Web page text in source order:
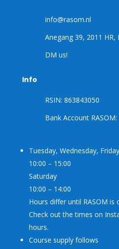
info@rasom.nl
Anegang 39, 2011 HR,
DM us!
Info
RSIN: 863843050
Bank Account
Tuesday, Wednesday, Friday
10:00 – 15:00
Saturday
10:00 – 14:00
Hours differ until RASOM is
Check out the times on
hours.
Course supply follows